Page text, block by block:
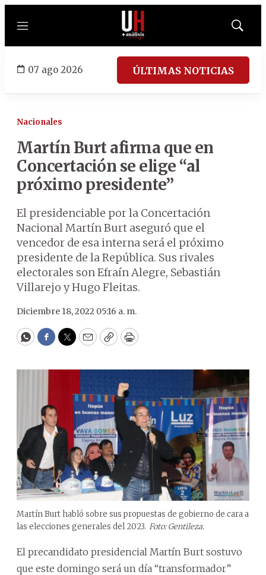
Menú
Mostrar
07 ago 2026 ÚLTIMAS NOTICIAS
Nacionales
Martín Burt afirma que en
Concertación se elige “al
próximo presidente”
El presidenciable por la Concertación
Nacional Martín Burt aseguró que el
vencedor de esa interna será el próximo
presidente de la República. Sus rivales
electorales son Efraín Alegre, Sebastián
Villarejo y Hugo Fleitas.
Diciembre 18, 2022 05:16 a. m.
WhatsApp
Facebook
Twitter
EmailCopyPrint
Martín Burt habló sobre sus propuestas de gobierno de cara a
las elecciones generales del 2023. Foto: Gentileza.
El precandidato presidencial Martín Burt sostuvo
que este domingo será un día “transformador”